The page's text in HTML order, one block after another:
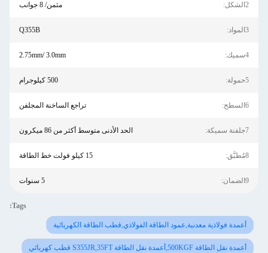
2الشكل: مثمن/ 8 جوانب
3المواد: Q355B
4سميك: 2.75mm/ 3.0mm
5حمولة: 500 كيلوجرام
6السطح: تراجع الساخنة المجلفن
7جلفنة سميكة: الحد الأدنى متوسط ​​أكثر من 86 ميكرون
8مُطبَّق: 15 كيلو فولت خط الطاقة
9الضمان: 5 سنوات
Tags:
أعمدة فولاذية معدنية,عمود الطاقة الفولاذي,قطب الطاقة الكهربائية
أعمدة نقل الطاقة 500KGF,أعمدة نقل الطاقة S355JR,35FT قطب كهربائي